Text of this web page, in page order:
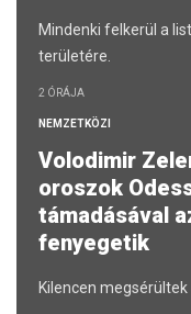
Mindenki felkerül a
területére.
2 ÓRÁJA
NEMZETKÖZI
Volodimir
oroszok
támadásával
fenyegetik
Kilencen